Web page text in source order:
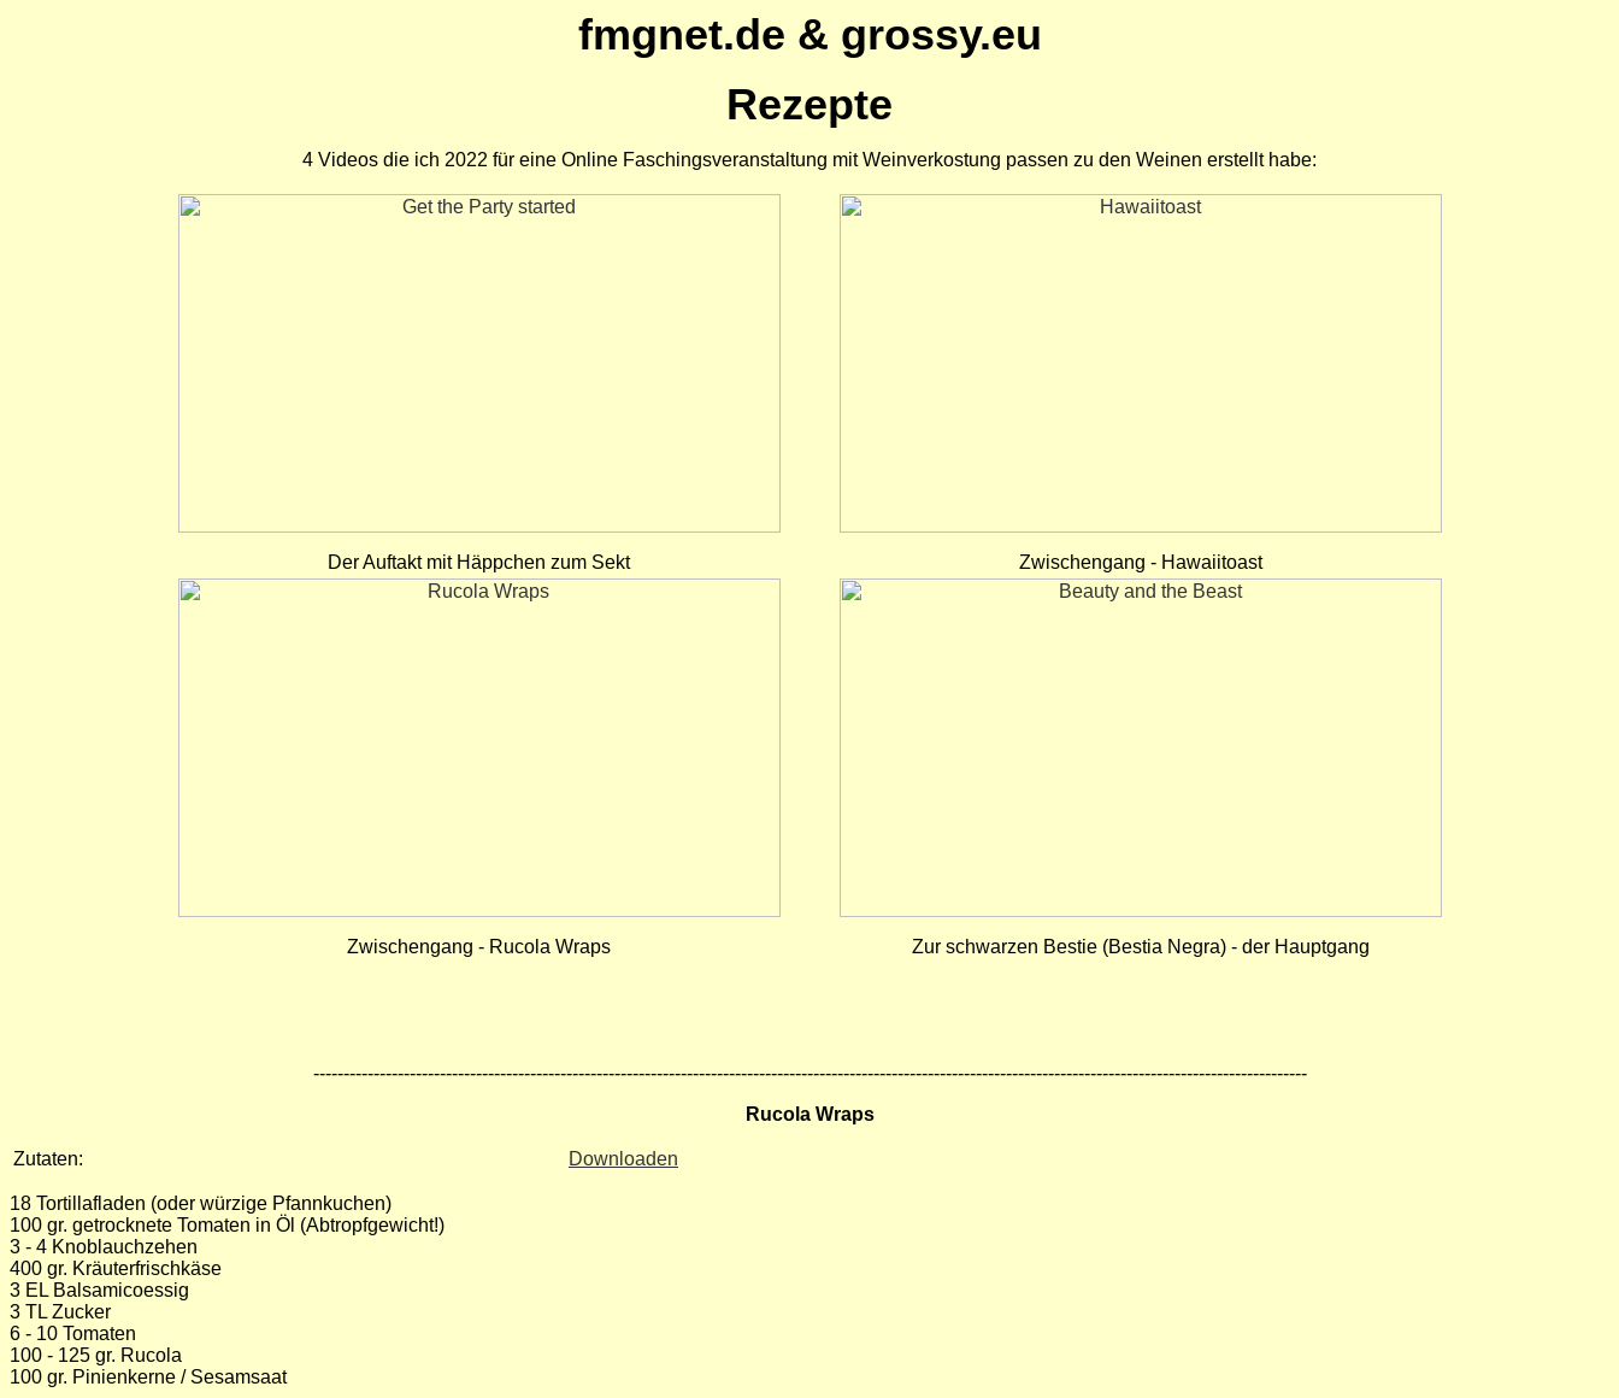
fmgnet.de & grossy.eu
Rezepte
4 Videos die ich 2022 für eine Online Faschingsveranstaltung mit Weinverkostung passen zu den Weinen erstellt habe:
Der Auftakt mit Häppchen zum Sekt Zwischengang - Hawaiitoast
Zwischengang - Rucola Wraps Zur schwarzen Bestie (Bestia Negra) - der Hauptgang
---------------------------------------------------------------------------------------------------------------------------------------------------------------------
Rucola Wraps
Zutaten: Downloaden
18 Tortillafladen (oder würzige Pfannkuchen)
100 gr. getrocknete Tomaten in Öl (Abtropfgewicht!)
3 - 4 Knoblauchzehen
400 gr. Kräuterfrischkäse
3 EL Balsamicoessig
3 TL Zucker
6 - 10 Tomaten
100 - 125 gr. Rucola
100 gr. Pinienkerne / Sesamsaat